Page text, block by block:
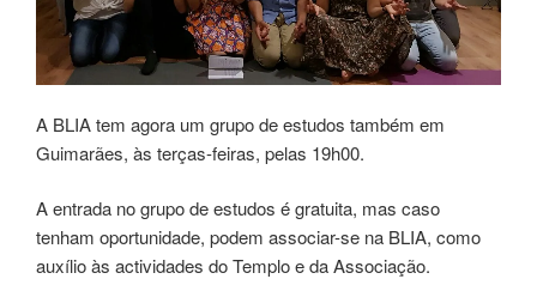
A BLIA tem agora um grupo de estudos também em
Guimarães, às terças-feiras, pelas 19h00.
A entrada no grupo de estudos é gratuita, mas caso
tenham oportunidade, podem associar-se na BLIA, como
auxílio às actividades do Templo e da Associação.